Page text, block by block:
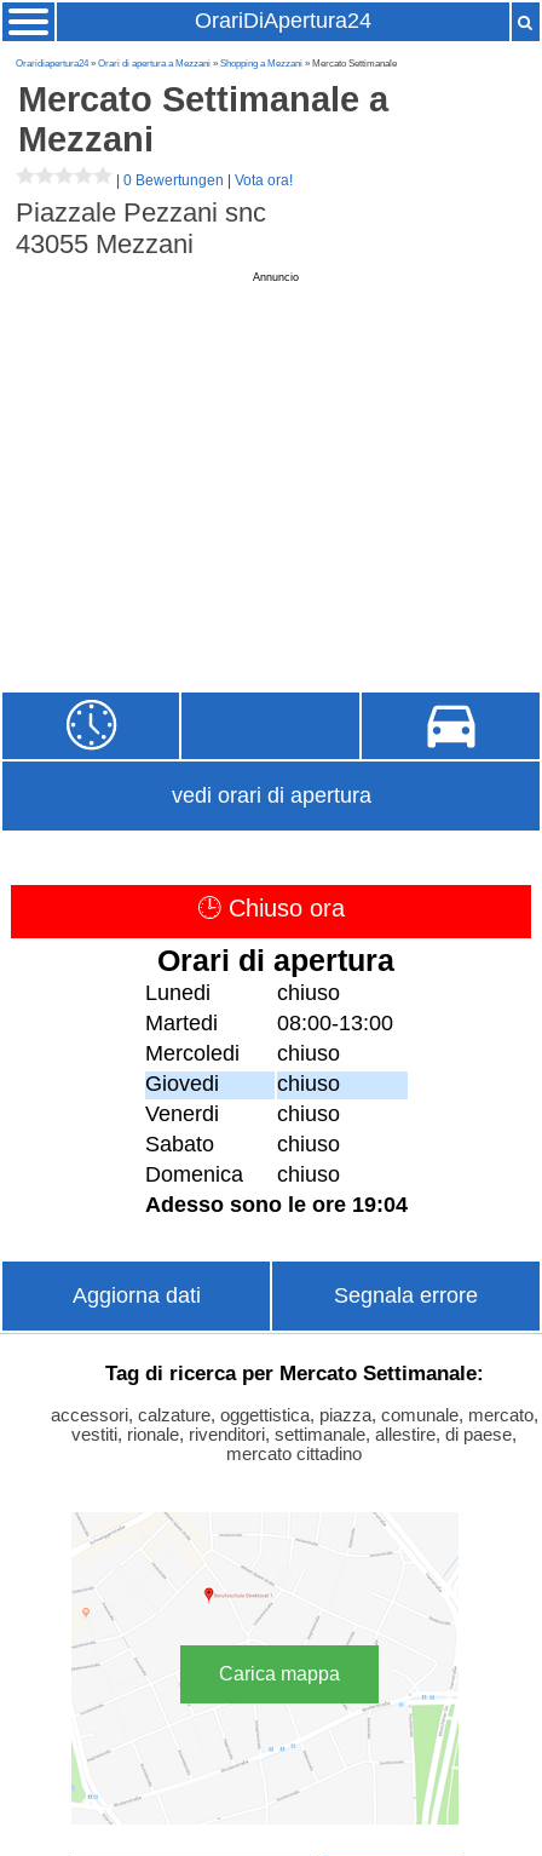
OrariDiApertura24
Oraridiapertura24»Orari di apertura a Mezzani »Shopping a Mezzani » Mercato Settimanale
Mercato Settimanale a
Mezzani
|0 Bewertungen |Vota ora!
Piazzale Pezzani snc
43055 Mezzani
Annuncio
vedi orari di apertura
🕒 Chiuso ora
Orari di apertura
Lunedi
chiuso
Martedi
08:00-13:00
Mercoledi
chiuso
Giovedi
chiuso
Venerdi
chiuso
Sabato
chiuso
Domenica
chiuso
Adesso sono le ore 19:04
Aggiorna dati Segnala errore
Tag di ricerca per Mercato Settimanale:
accessori, calzature, oggettistica, piazza, comunale, mercato,
vestiti, rionale, rivenditori, settimanale, allestire, di paese,
mercato cittadino
Carica mappa